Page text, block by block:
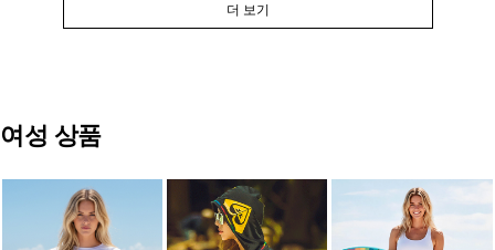
더 보기
여성 상품